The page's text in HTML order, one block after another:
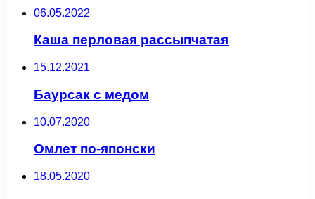
06.05.2022
Каша перловая рассыпчатая
15.12.2021
Баурсак с медом
10.07.2020
Омлет по-японски
18.05.2020